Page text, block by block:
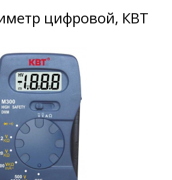
цифровой, КВТ